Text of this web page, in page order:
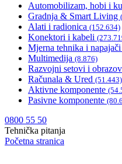
Automobilizam, hobi i
Gradnja & Smart Living
Alati i radionica (152.634)
Konektori i kabeli
Mjerna tehnika i napajači
Multimedija (8.876)
Razvojni setovi i
Računala & Ured (51.443)
Aktivne komponente
Pasivne komponente
0800 55 50
Tehnička pitanja
Početna stranica